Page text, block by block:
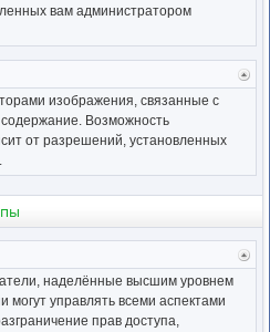
вам администратором
изображения, связанные с
Возможность
от разрешений, установленных
наделённые высшим уровнем
управлять всеми аспектами
прав доступа,